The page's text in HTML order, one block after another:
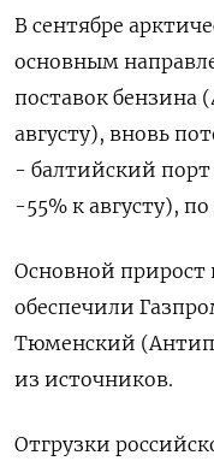
В сентябре
основным
поставок бензина
августу), вновь
- балтийский порт
-55% к августу),
Основной прирост
обеспечили
Тюменский
из источников.
Отгрузки